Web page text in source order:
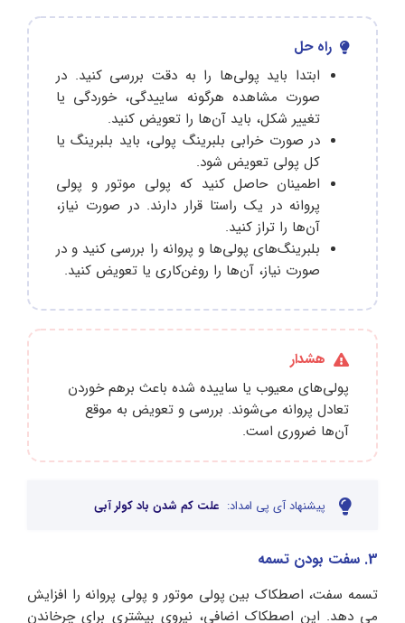
راه حل
ابتدا باید پولی‌ها را به دقت بررسی کنید. در
صورت مشاهده هرگونه ساییدگی، خوردگی یا
تغییر شکل، باید آن‌ها را تعویض کنید.
در صورت خرابی بلبرینگ پولی، باید بلبرینگ یا
کل پولی تعویض شود.
اطمینان حاصل کنید که پولی موتور و پولی
پروانه در یک راستا قرار دارند. در صورت نیاز،
آن‌ها را تراز کنید.
بلبرینگ‌های پولی‌ها و پروانه را بررسی کنید و در
صورت نیاز، آن‌ها را روغن‌کاری یا تعویض کنید.
هشدار
پولی‌های معیوب یا ساییده‌ شده باعث برهم خوردن
تعادل پروانه می‌شوند. بررسی و تعویض به‌ موقع
آن‌ها ضروری است.
پیشنهاد آی پی امداد: علت کم شدن باد کولر آبی
3. سفت بودن تسمه
تسمه سفت، اصطکاک بین پولی موتور و پولی پروانه را افزایش
می دهد. این اصطکاک اضافی، نیروی بیشتری برای چرخاندن